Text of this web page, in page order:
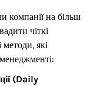
компанії на більш
чіткі
методи, які
(Daily